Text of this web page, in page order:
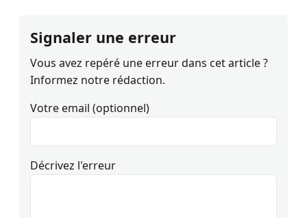
Signaler une erreur
Vous avez repéré une erreur dans cet article ?
Informez notre rédaction.
Votre email (optionnel)
Décrivez l'erreur